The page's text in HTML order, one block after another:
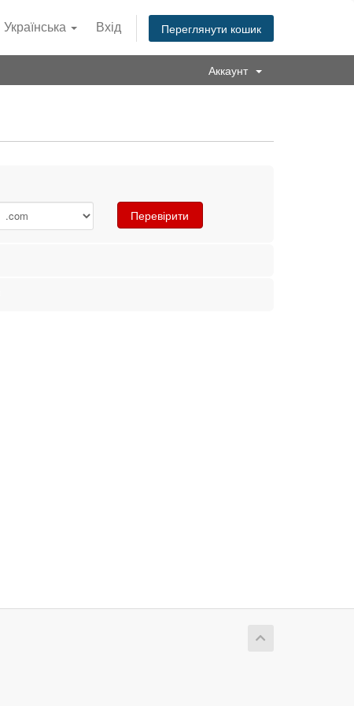
Українська Вхід Переглянути кошик
Аккаунт
Перевірити